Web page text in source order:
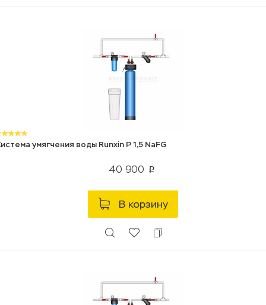
умягчения воды Runxin P 1,5 NaFG
40 900 p
В корзину